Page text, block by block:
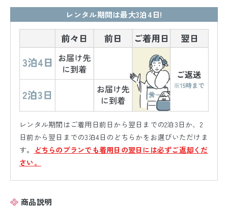
レンタル期間は最大3泊4日!
レンタル期間はご着用日前日から翌日までの2泊3日か、2
日前から翌日までの3泊4日のどちらかをお選びいただけま
す。
どちらのプランでも着用日の翌日には必ずご返却くだ
さい。
商品説明